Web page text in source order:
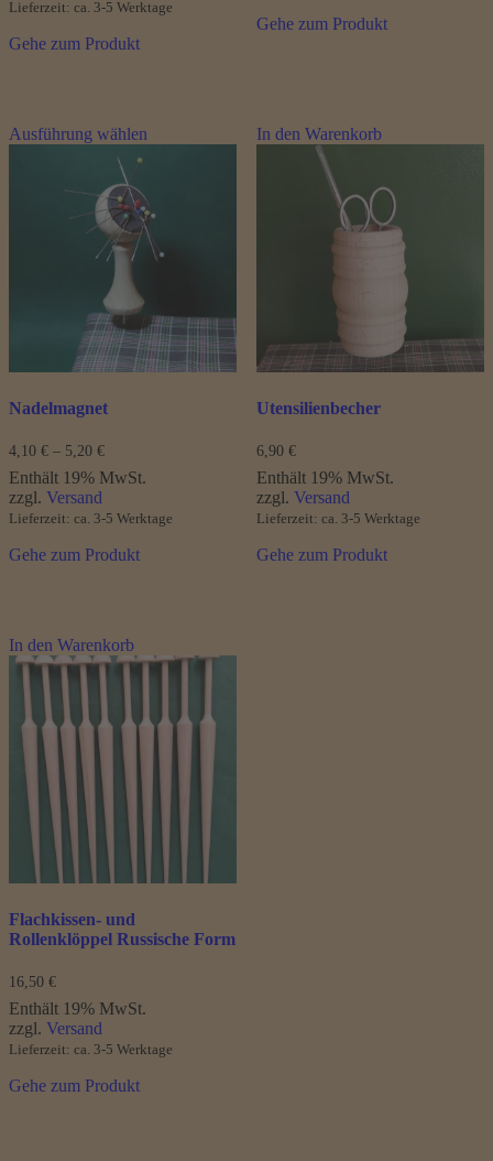
Lieferzeit: ca. 3-5 Werktage
Gehe zum Produkt
Gehe zum Produkt
Ausführung wählenProdukt
auf.
Die
Optionen
der
Produktseite
gewählt
werden
Nadelmagnet
4,10 € – 5,20 €Preisspanne:
4,10 €
bis
Enthält 19% MwSt.
zzgl. Versand
Lieferzeit: ca. 3-5 Werktage
Gehe zum Produkt
In den Warenkorb
Utensilienbecher
6,90 €
Enthält 19% MwSt.
zzgl. Versand
Lieferzeit: ca. 3-5 Werktage
Gehe zum Produkt
In den Warenkorb
Flachkissen- und
Rollenklöppel Russische Form
16,50 €
Enthält 19% MwSt.
zzgl. Versand
Lieferzeit: ca. 3-5 Werktage
Gehe zum Produkt